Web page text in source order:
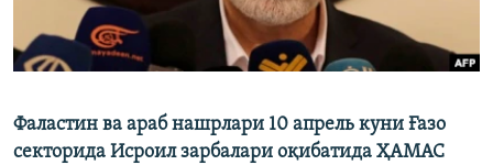
Фаластин ва араб нашрлари 10 апрель куни Ғазо
секторида Исроил зарбалари оқибатида ҲАМАС